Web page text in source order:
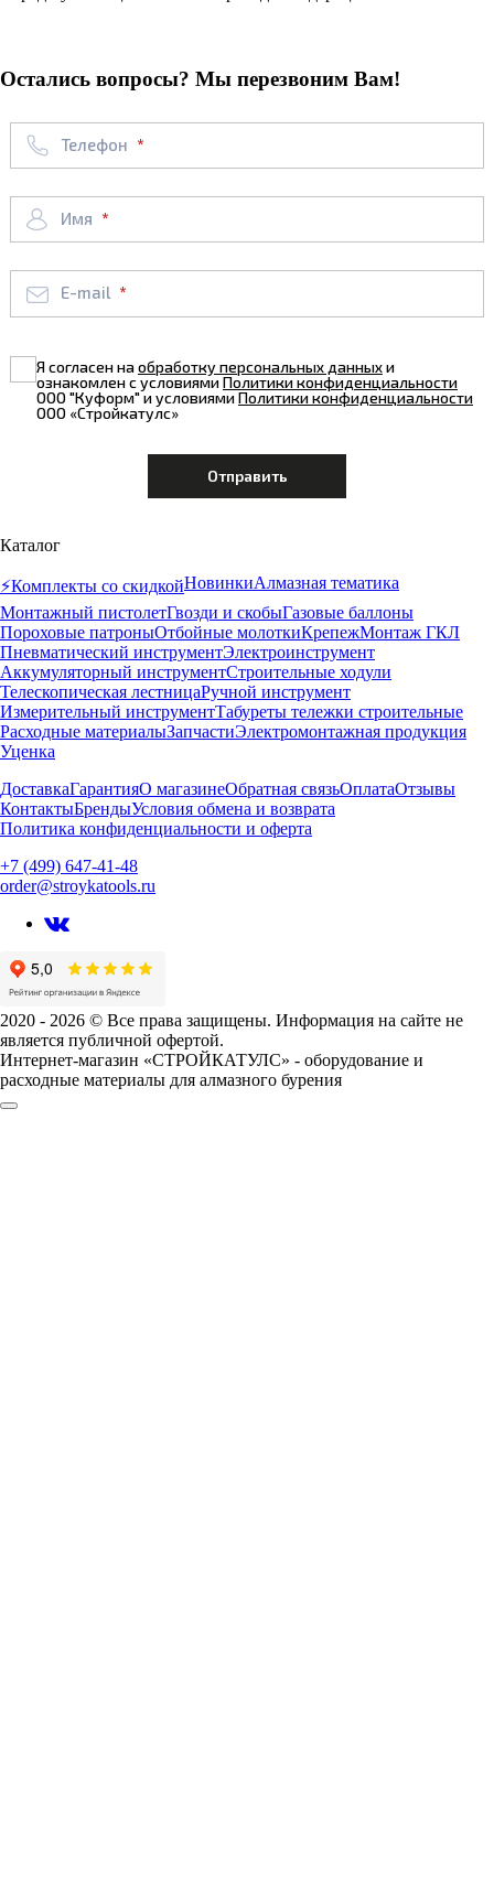
Остались вопросы? Мы перезвоним Вам!
Телефон
Имя
E-mail
Я согласен наобработку персональных данныхи
ознакомлен с условиямиПолитики конфиденциальности
ООО "Куформ" и условиямиПолитики конфиденциальности
ООО «Стройкатулс»
Каталог
⚡️Комплекты со скидкойНовинкиАлмазная тематика
Монтажный пистолетГвозди и скобыГазовые баллоны
Пороховые патроныОтбойные молоткиКрепежМонтаж ГКЛ
Пневматический инструментЭлектроинструмент
Аккумуляторный инструментСтроительные ходули
Телескопическая лестницаРучной инструмент
Измерительный инструментТабуреты тележки строительные
Расходные материалыЗапчастиЭлектромонтажная продукция
Уценка
ДоставкаГарантияО магазинеОбратная связьОплатаОтзывы
КонтактыБрендыУсловия обмена и возврата
Политика конфиденциальности и оферта
+7 (499) 647-41-48
order@stroykatools.ru
2020 - 2026 © Все права защищены. Информация на сайте не
является публичной офертой.
Интернет-магазин «СТРОЙКАТУЛС» - оборудование и
расходные материалы для алмазного бурения